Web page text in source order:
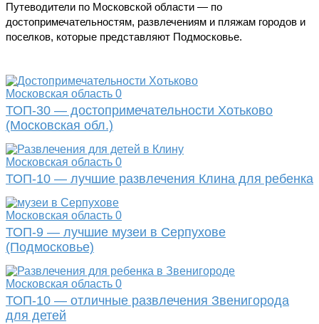
Путеводители по Московской области — по
достопримечательностям, развлечениям и пляжам городов и
поселков, которые представляют Подмосковье.
Московская область 0
ТОП-30 — достопримечательности Хотьково
(Московская обл.)
Московская область 0
ТОП-10 — лучшие развлечения Клина для ребенка
Московская область 0
ТОП-9 — лучшие музеи в Серпухове
(Подмосковье)
Московская область 0
ТОП-10 — отличные развлечения Звенигорода
для детей